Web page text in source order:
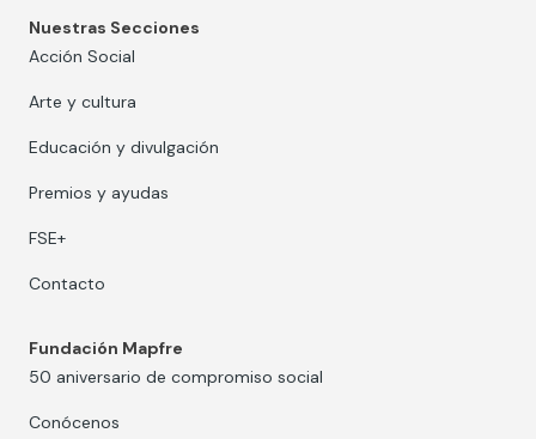
Nuestras Secciones
Acción Social
Arte y cultura
Educación y divulgación
Premios y ayudas
FSE+
Contacto
Fundación Mapfre
50 aniversario de compromiso social
Conócenos